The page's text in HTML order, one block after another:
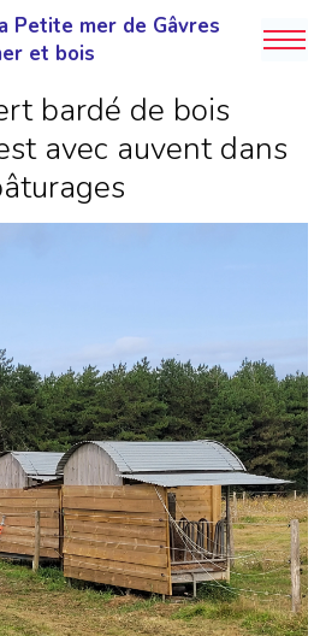
Petite mer de Gâvres
et bois
bardé de bois
avec auvent dans